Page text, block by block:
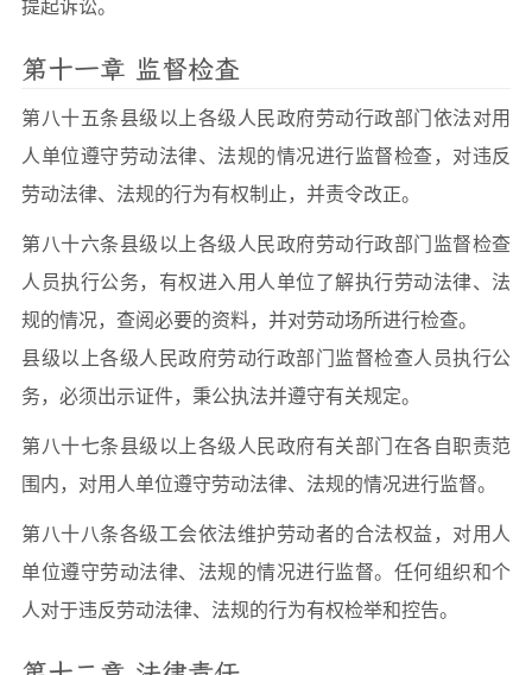
提起诉讼。
第十一章 监督检查
第八十五条县级以上各级人民政府劳动行政部门依法对用
人单位遵守劳动法律、法规的情况进行监督检查，对违反
劳动法律、法规的行为有权制止，并责令改正。
第八十六条县级以上各级人民政府劳动行政部门监督检查
人员执行公务，有权进入用人单位了解执行劳动法律、法
规的情况，查阅必要的资料，并对劳动场所进行检查。
县级以上各级人民政府劳动行政部门监督检查人员执行公
务，必须出示证件，秉公执法并遵守有关规定。
第八十七条县级以上各级人民政府有关部门在各自职责范
围内，对用人单位遵守劳动法律、法规的情况进行监督。
第八十八条各级工会依法维护劳动者的合法权益，对用人
单位遵守劳动法律、法规的情况进行监督。任何组织和个
人对于违反劳动法律、法规的行为有权检举和控告。